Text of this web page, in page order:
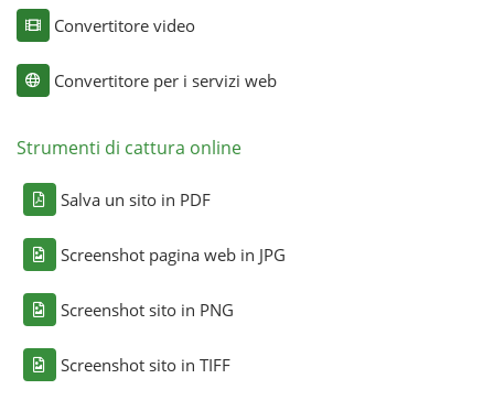
Convertitore video
Convertitore per i servizi web
Strumenti di cattura online
Salva un sito in PDF
Screenshot pagina web in JPG
Screenshot sito in PNG
Screenshot sito in TIFF